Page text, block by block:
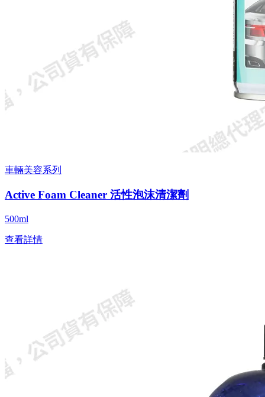
車輛美容系列
Active Foam Cleaner 活性泡沫清潔劑
500ml
查看詳情